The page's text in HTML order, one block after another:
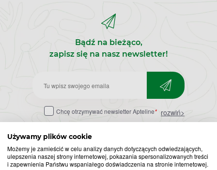
Używamy plików cookie
Możemy je zamieścić w celu analizy danych dotyczących odwiedzających,
ulepszenia naszej strony internetowej, pokazania spersonalizowanych treści
i zapewnienia Państwu wspaniałego doświadczenia na stronie internetowej.
Bądź na bieżąco,
zapisz się na nasz newsletter!
Zapisz
do
newslettera
Chcę otrzymywać newsletter Apteline* rozwiń>